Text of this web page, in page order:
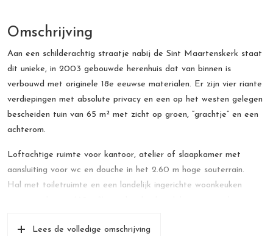
Omschrijving
Aan een schilderachtig straatje nabij de Sint Maartenskerk staat
dit unieke, in 2003 gebouwde herenhuis dat van binnen is
verbouwd met originele 18e eeuwse materialen. Er zijn vier riante
verdiepingen met absolute privacy en een op het westen gelegen
bescheiden tuin van 65 m² met zicht op groen, “grachtje” en een
achterom.
Loftachtige ruimte voor kantoor, atelier of slaapkamer met
aansluiting voor wc en douche in het 2.60 m hoge souterrain.
Hal met toiletruimte en een landelijk ingerichte woonkeuken
glasdeuren aan de tuinzijde. Aan de voorzijde is de keuken,
Lees de volledige omschrijving